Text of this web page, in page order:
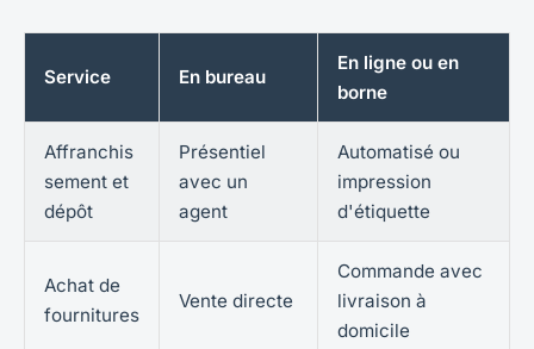
Service En bureau
En ligne ou en
borne
Affranchis
sement et
dépôt
Présentiel
avec un
agent
Automatisé ou
impression
d'étiquette
Achat de
fournitures
Vente directe
Commande avec
livraison à
domicile